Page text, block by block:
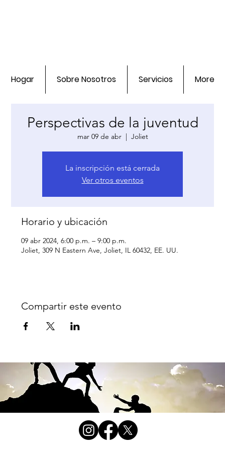
Hogar Sobre Nosotros Servicios More
Perspectivas de la juventud
mar 09 de abr
  |
Joliet
La inscripción está cerrada
Ver otros eventos
Horario y ubicación
09 abr 2024, 6:00 p.m. – 9:00 p.m.
Joliet, 309 N Eastern Ave, Joliet, IL 60432, EE. UU.
Compartir este evento